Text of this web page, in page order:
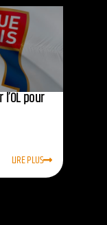
pour
LIRE PLUS